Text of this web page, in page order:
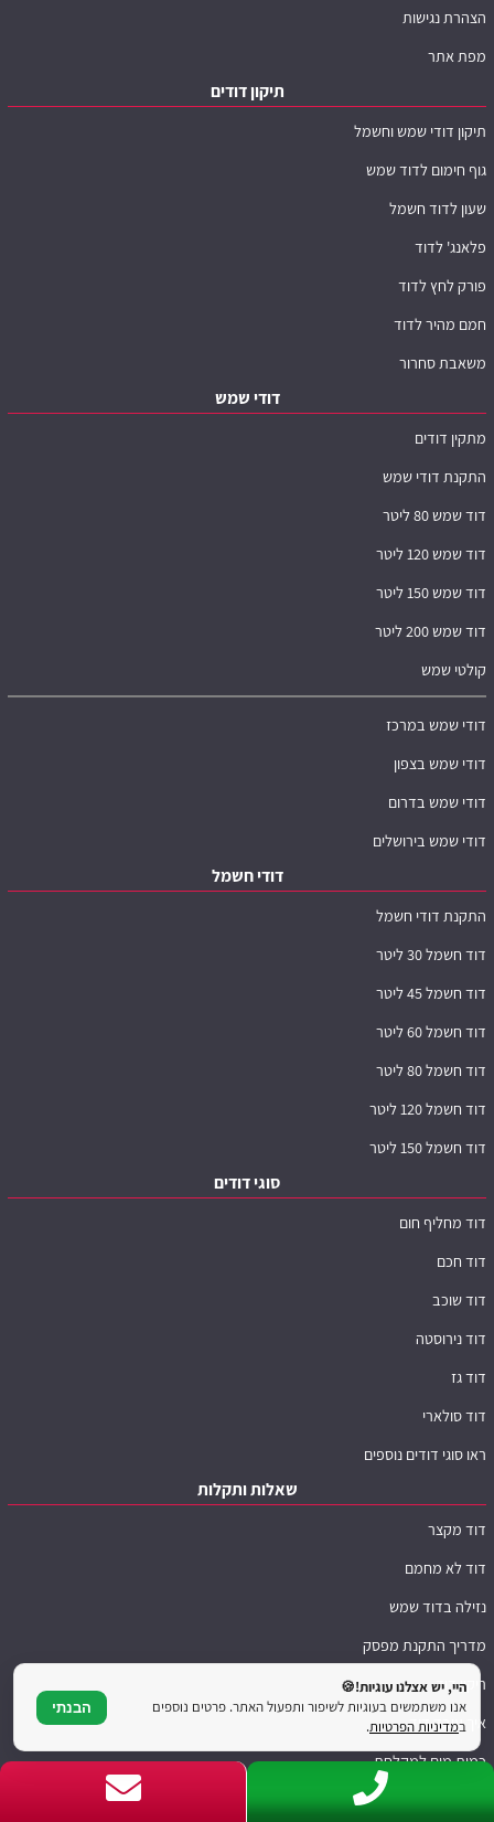
הצהרת נגישות
מפת אתר
תיקון דודים
תיקון דודי שמש וחשמל
גוף חימום לדוד שמש
שעון לדוד חשמל
פלאנג' לדוד
פורק לחץ לדוד
חמם מהיר לדוד
משאבת סחרור
דודי שמש
מתקין דודים
התקנת דודי שמש
דוד שמש 80 ליטר
דוד שמש 120 ליטר
דוד שמש 150 ליטר
דוד שמש 200 ליטר
קולטי שמש
דודי שמש במרכז
דודי שמש בצפון
דודי שמש בדרום
דודי שמש בירושלים
דודי חשמל
התקנת דודי חשמל
דוד חשמל 30 ליטר
דוד חשמל 45 ליטר
דוד חשמל 60 ליטר
דוד חשמל 80 ליטר
דוד חשמל 120 ליטר
דוד חשמל 150 ליטר
סוגי דודים
דוד מחליף חום
דוד חכם
דוד שוכב
דוד נירוסטה
דוד גז
דוד סולארי
ראו סוגי דודים נוספים
שאלות ותקלות
דוד מקצר
דוד לא מחמם
נזילה בדוד שמש
מדריך התקנת מפסק
ריקון דוד
איך עובד דוד
כמות מים למקלחת
שאלות נפוצות
היי, יש אצלנו עוגיות!🍪
אנו משתמשים בעוגיות לשיפור ותפעול האתר. פרטים נוספים
במדיניות הפרטיות.
הבנתי